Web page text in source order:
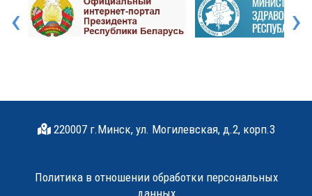
‹ ›
220007 г.Минск, ул. Могилевская, д.2, корп.3
Политика в отношении обработки персональных